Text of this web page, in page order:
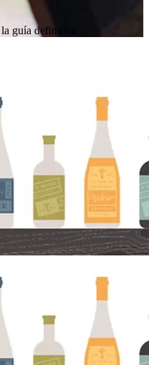
guía definitiva